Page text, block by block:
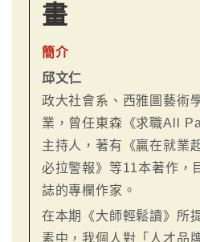
畫
簡介
邱文仁
政大社會系、西雅圖藝術
業，曾任東森《求職All
主持人，著有《贏在就業
必拉警報》等11本著作，
誌的專欄作家。
在本期《大師輕鬆讀》所
素中，我個人對「人才品